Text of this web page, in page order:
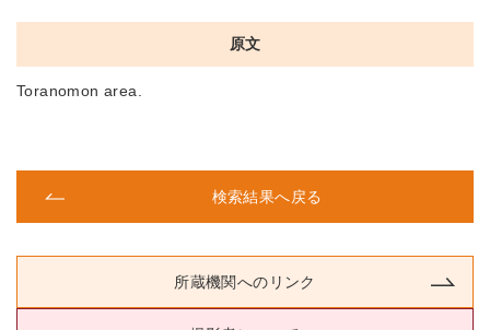
原文
Toranomon area.
検索結果へ戻る
所蔵機関へのリンク